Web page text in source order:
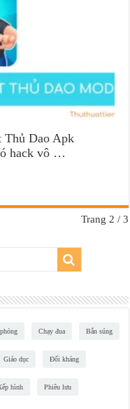
Thủ Dao Apk
hack vô …
Trang 2 / 3
Chạy đua Bắn súng
Giáo dục Đối kháng
hình Phiêu lưu